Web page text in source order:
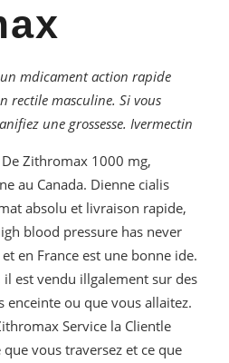
un mdicament action rapide
rectile masculine. Si vous
une grossesse. Ivermectin
Zithromax 1000 mg,
au Canada. Dienne cialis
absolu et livraison rapide,
blood pressure has never
en France est une bonne ide.
il est vendu illgalement sur des
enceinte ou que vous allaitez.
Service la Clientle
vous traversez et ce que